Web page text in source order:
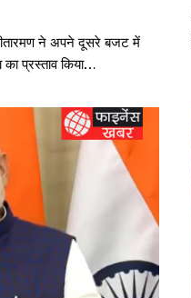
सीतारमण ने अपने दूसरे बजट में
प्रस्ताव किया…